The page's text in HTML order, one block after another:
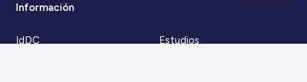
Información
IdDC Estudios